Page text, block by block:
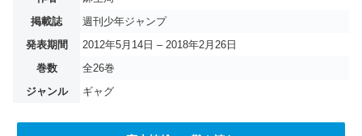
掲載誌
週刊少年ジャンプ
発表期間
2012年5月14日 – 2018年2月26日
巻数
全26巻
ジャンル
ギャグ